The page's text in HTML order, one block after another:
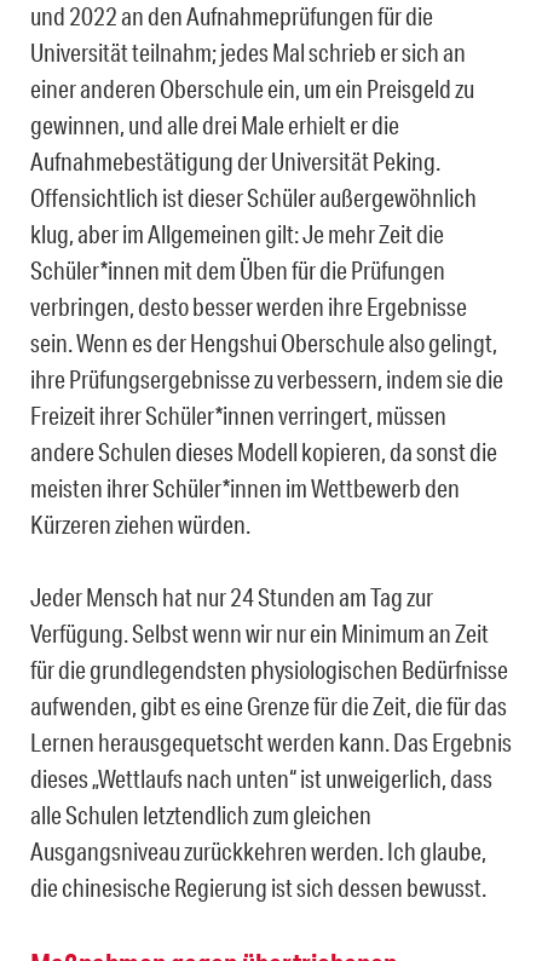
und 2022 an den Aufnahmeprüfungen für die
Universität teilnahm; jedes Mal schrieb er sich an
einer anderen Oberschule ein, um ein Preisgeld zu
gewinnen, und alle drei Male erhielt er die
Aufnahmebestätigung der Universität Peking.
Offensichtlich ist dieser Schüler außergewöhnlich
klug, aber im Allgemeinen gilt: Je mehr Zeit die
Schüler*innen mit dem Üben für die Prüfungen
verbringen, desto besser werden ihre Ergebnisse
sein. Wenn es der Hengshui Oberschule also gelingt,
ihre Prüfungsergebnisse zu verbessern, indem sie die
Freizeit ihrer Schüler*innen verringert, müssen
andere Schulen dieses Modell kopieren, da sonst die
meisten ihrer Schüler*innen im Wettbewerb den
Kürzeren ziehen würden.
Jeder Mensch hat nur 24 Stunden am Tag zur
Verfügung. Selbst wenn wir nur ein Minimum an Zeit
für die grundlegendsten physiologischen Bedürfnisse
aufwenden, gibt es eine Grenze für die Zeit, die für das
Lernen herausgequetscht werden kann. Das Ergebnis
dieses „Wettlaufs nach unten“ ist unweigerlich, dass
alle Schulen letztendlich zum gleichen
Ausgangsniveau zurückkehren werden. Ich glaube,
die chinesische Regierung ist sich dessen bewusst.